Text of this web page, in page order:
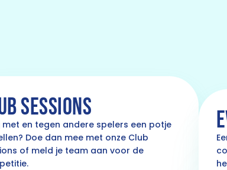
SESSIONS
met en tegen andere spelers een potje
Doe dan mee met onze Club
of meld je team aan voor de